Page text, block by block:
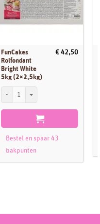
FunCakes
Rolfondant
Bright White
5kg (2×2,5kg)
€ 42,50
FunCakes Rolfondant Bright White 5kg
Bestel en spaar 43
bakpunten